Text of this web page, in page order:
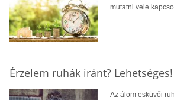
mutatni vele
Érzelem ruhák iránt? Lehetséges!
Az álom esküvői